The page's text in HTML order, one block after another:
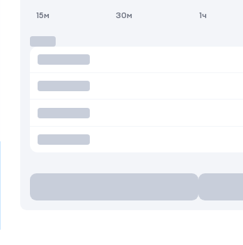
15м 30м 1ч